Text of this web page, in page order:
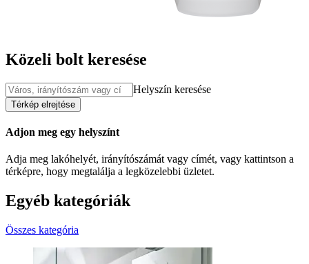
Közeli bolt keresése
Helyszín keresése
Térkép elrejtése
Adjon meg egy helyszínt
Adja meg lakóhelyét, irányítószámát vagy címét, vagy kattintson a
térképre, hogy megtalálja a legközelebbi üzletet.
Egyéb kategóriák
Összes kategória